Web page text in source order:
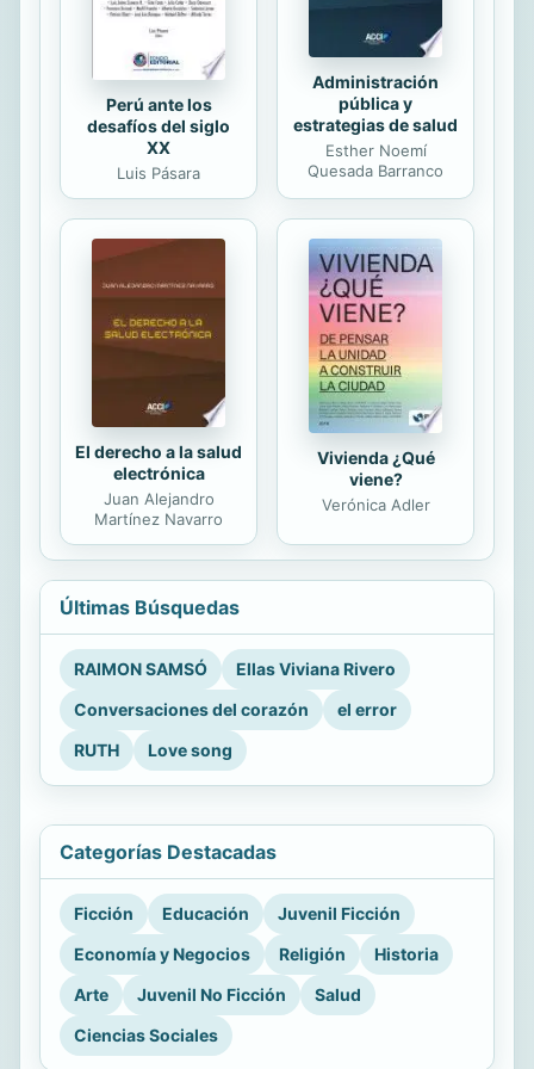
Perú ante los
desafíos del siglo
XX
Luis Pásara
Administración
pública y
estrategias de salud
Esther Noemí
Quesada Barranco
El derecho a la salud
electrónica
Juan Alejandro
Martínez Navarro
Vivienda ¿Qué
viene?
Verónica Adler
Últimas Búsquedas
RAIMON SAMSÓ
Ellas Viviana Rivero
Conversaciones del corazón
el error
RUTH
Love song
Categorías Destacadas
Ficción Educación
Juvenil Ficción
Economía y Negocios
Religión
Historia
Arte
Juvenil No Ficción
Salud
Ciencias Sociales